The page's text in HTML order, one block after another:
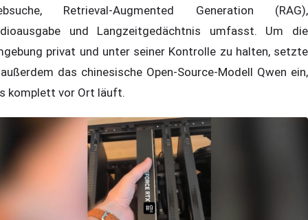
Retrieval-Augmented Generation (RAG),
und Langzeitgedächtnis umfasst. Um die
privat und unter seiner Kontrolle zu halten, setzte
das chinesische Open-Source-Modell Qwen ein,
komplett vor Ort läuft.